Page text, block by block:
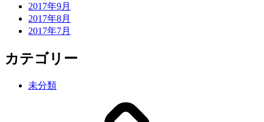
2017年9月
2017年8月
2017年7月
カテゴリー
未分類